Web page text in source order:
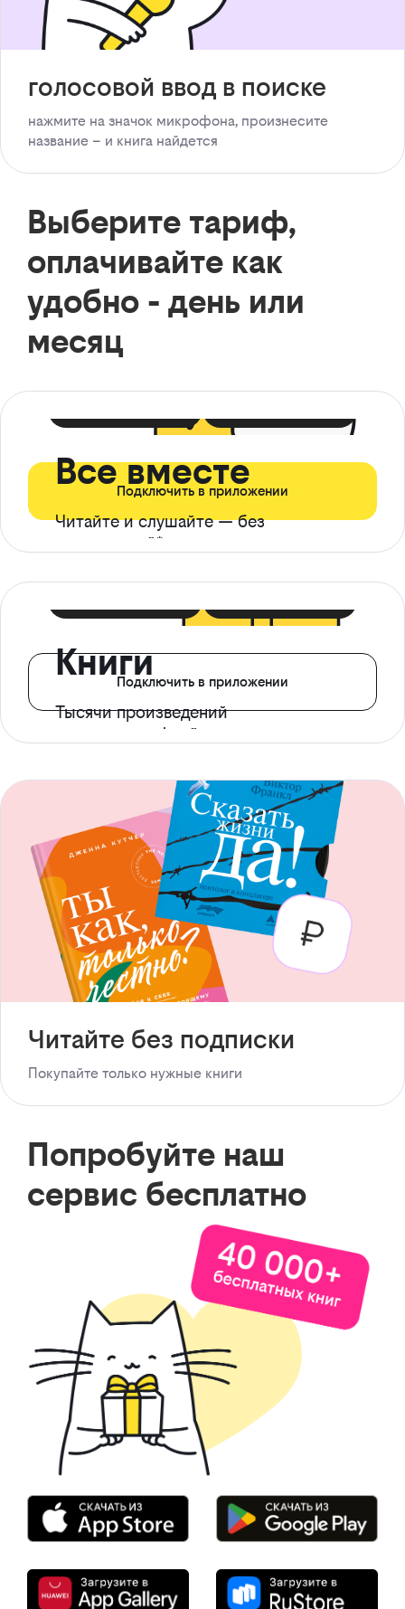
голосовой ввод в поиске
нажмите на значок микрофона, произнесите
название – и книга найдется
Выберите тариф,
оплачивайте как
удобно - день или
месяц
Все вместе
Читайте и слушайте — без
ограничений*
Подключить в приложении
Книги
Тысячи произведений
с доступом офлайн
Подключить в приложении
Читайте без подписки
Покупайте только нужные книги
Попробуйте наш
сервис бесплатно